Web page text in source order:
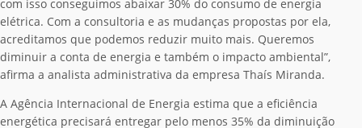
com isso conseguimos abaixar 30% do consumo de energia
elétrica. Com a consultoria e as mudanças propostas por ela,
acreditamos que podemos reduzir muito mais. Queremos
diminuir a conta de energia e também o impacto ambiental”,
afirma a analista administrativa da empresa Thaís Miranda.
A Agência Internacional de Energia estima que a eficiência
energética precisará entregar pelo menos 35% da diminuição